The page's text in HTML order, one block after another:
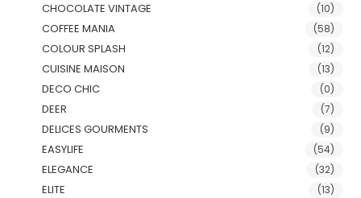
CHOCOLATE VINTAGE (10)
COFFEE MANIA (58)
COLOUR SPLASH (12)
CUISINE MAISON (13)
DECO CHIC (0)
DEER (7)
DELICES GOURMENTS (9)
EASYLIFE (54)
ELEGANCE (32)
ELITE (13)